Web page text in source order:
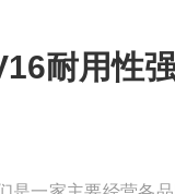
耐用性